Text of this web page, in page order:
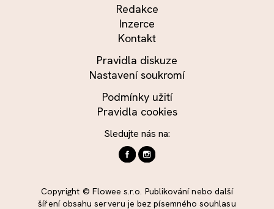
Redakce
Inzerce
Kontakt
Pravidla diskuze
Nastavení soukromí
Podmínky užití
Pravidla cookies
Sledujte nás na:
Copyright © Flowee s.r.o. Publikování nebo další
šíření obsahu serveru je bez písemného souhlasu